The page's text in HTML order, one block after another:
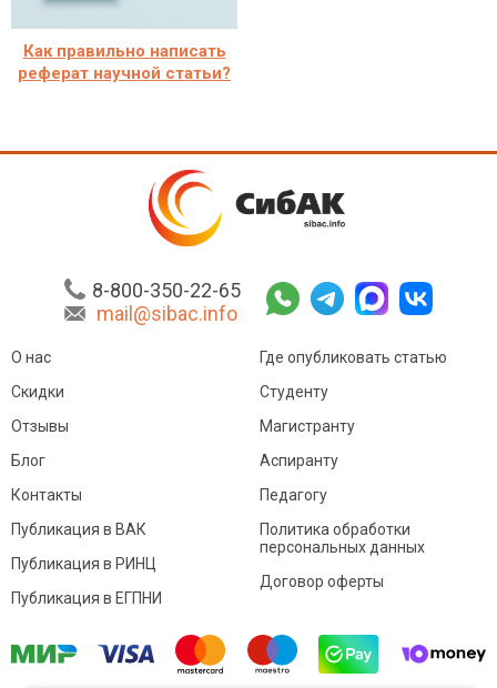
Как правильно написать
реферат научной статьи?
8-800-350-22-65
mail@sibac.info
О нас
Скидки
Отзывы
Блог
Контакты
Где опубликовать статью
Студенту
Магистранту
Аспиранту
Педагогу
Публикация в ВАК
Публикация в РИНЦ
Публикация в ЕГПНИ
Политика обработки
персональных данных
Договор оферты